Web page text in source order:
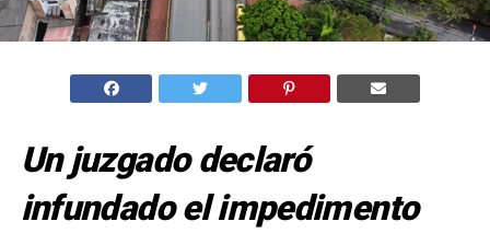
Un juzgado declaró
infundado el impedimento